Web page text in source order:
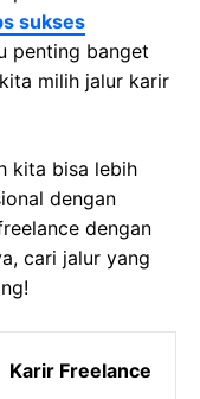
sukses
penting banget
milih jalur karir
kita bisa lebih
dengan
dengan
cari jalur yang
Karir Freelance